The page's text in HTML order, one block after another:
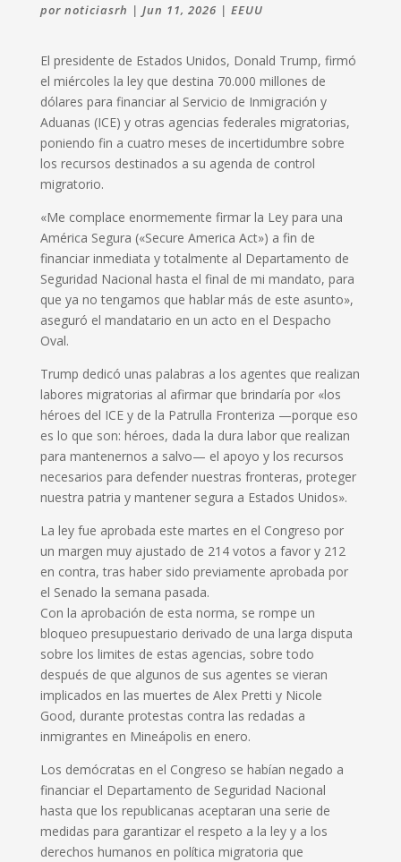
por noticiasrh | Jun 11, 2026 | EEUU
El presidente de Estados Unidos, Donald Trump, firmó
el miércoles la ley que destina 70.000 millones de
dólares para financiar al Servicio de Inmigración y
Aduanas (ICE) y otras agencias federales migratorias,
poniendo fin a cuatro meses de incertidumbre sobre
los recursos destinados a su agenda de control
migratorio.
«Me complace enormemente firmar la Ley para una
América Segura («Secure America Act») a fin de
financiar inmediata y totalmente al Departamento de
Seguridad Nacional hasta el final de mi mandato, para
que ya no tengamos que hablar más de este asunto»,
aseguró el mandatario en un acto en el Despacho
Oval.
Trump dedicó unas palabras a los agentes que realizan
labores migratorias al afirmar que brindaría por «los
héroes del ICE y de la Patrulla Fronteriza —porque eso
es lo que son: héroes, dada la dura labor que realizan
para mantenernos a salvo— el apoyo y los recursos
necesarios para defender nuestras fronteras, proteger
nuestra patria y mantener segura a Estados Unidos».
La ley fue aprobada este martes en el Congreso por
un margen muy ajustado de 214 votos a favor y 212
en contra, tras haber sido previamente aprobada por
el Senado la semana pasada.
Con la aprobación de esta norma, se rompe un
bloqueo presupuestario derivado de una larga disputa
sobre los limites de estas agencias, sobre todo
después de que algunos de sus agentes se vieran
implicados en las muertes de Alex Pretti y Nicole
Good, durante protestas contra las redadas a
inmigrantes en Mineápolis en enero.
Los demócratas en el Congreso se habían negado a
financiar el Departamento de Seguridad Nacional
hasta que los republicanas aceptaran una serie de
medidas para garantizar el respeto a la ley y a los
derechos humanos en política migratoria que